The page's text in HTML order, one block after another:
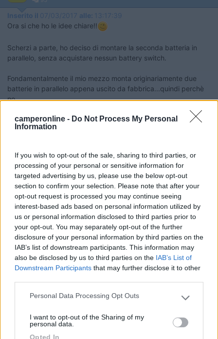
camperonline - Do Not Process My Personal
Information
If you wish to opt-out of the sale, sharing to third parties, or
processing of your personal or sensitive information for
targeted advertising by us, please use the below opt-out
section to confirm your selection. Please note that after your
opt-out request is processed you may continue seeing
interest-based ads based on personal information utilized by
us or personal information disclosed to third parties prior to
your opt-out. You may separately opt-out of the further
disclosure of your personal information by third parties on the
IAB’s list of downstream participants. This information may
also be disclosed by us to third parties on the IAB’s List of
Downstream Participants that may further disclose it to other
Please note that this website/app uses one or more Google
not limited to your visit or usage behaviour. You may click to
grant or deny consent to Google and its third-party tags to
Personal Data Processing Opt Outs
I want to opt-out of the Sharing of my
personal data.
Opted In
Inserito il 07/03/2017 alle: 13:17:39
Ora si che ho le idee chiare!!
Scherzi a parte, ho deciso di montare la seconda batteria in
parallelo, senza acquistare nessun battery switch.
Fondamentalmente il mio mezzo monta originariamente due
batterie in parallelo appena uscito da fabbrica...quindi perchè
no
clacal
666
Ottimo thread, molto esplicativo e chiarissimo.
Possiedo il Deviatore Batterie della MCR che utilizzo solo in
parallelo secco, non lo tolgo perché se dovessi rilevare
un'anomalia alle batterie sono sempre nelle condizioni di poter
escludere l'eventuale batteria difettosa.
Chiaro che se vi avessi letto qualche anno prima avrei
risparmiato sull'acquisto, questo è certo.
Claudio
IZ4DJI
58914
In risposta al messaggio diGiovannidel07/03/2017 12:08:03
Tanto per non mancare al mio presenzialismo... dunque, un alternatore
moderno seppur maggiorato, in condizioni di uso normale, è in grado di